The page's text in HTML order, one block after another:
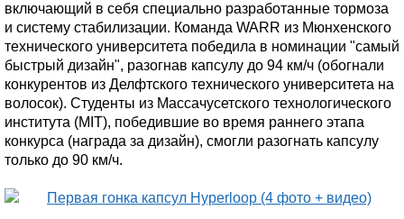
включающий в себя специально разработанные тормоза
и систему стабилизации. Команда WARR из Мюнхенского
технического университета победила в номинации "самый
быстрый дизайн", разогнав капсулу до 94 км/ч (обогнали
конкурентов из Делфтского технического университета на
волосок). Студенты из Массачусетского технологического
института (MIT), победившие во время раннего этапа
конкурса (награда за дизайн), смогли разогнать капсулу
только до 90 км/ч.